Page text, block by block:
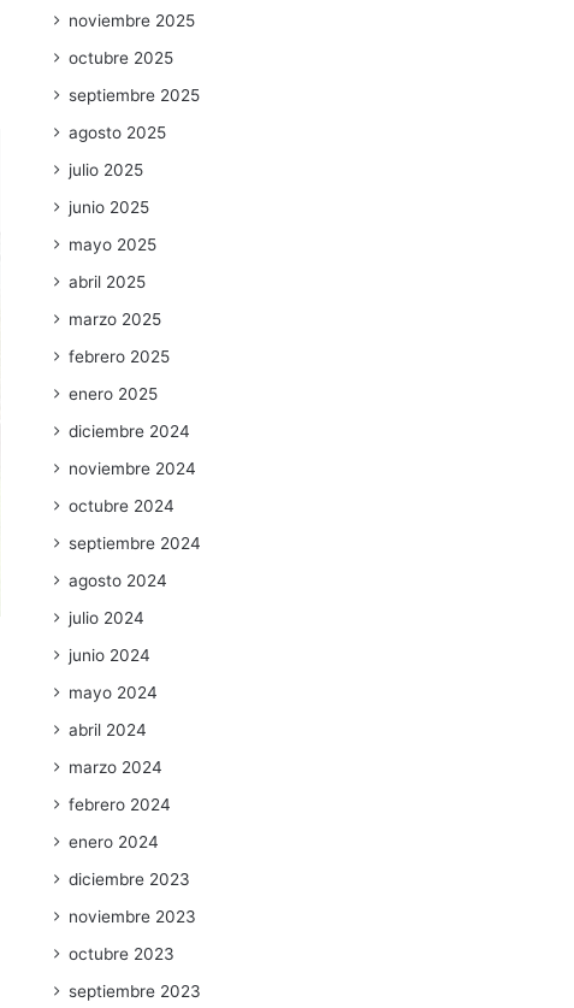
noviembre 2025
octubre 2025
septiembre 2025
agosto 2025
julio 2025
junio 2025
mayo 2025
abril 2025
marzo 2025
febrero 2025
enero 2025
diciembre 2024
noviembre 2024
octubre 2024
septiembre 2024
agosto 2024
julio 2024
junio 2024
mayo 2024
abril 2024
marzo 2024
febrero 2024
enero 2024
diciembre 2023
noviembre 2023
octubre 2023
septiembre 2023